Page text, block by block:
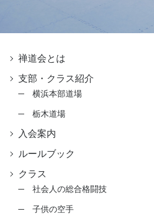
禅道会とは
支部・クラス紹介
横浜本部道場
栃木道場
入会案内
ルールブック
クラス
社会人の総合格闘技
子供の空手